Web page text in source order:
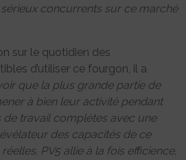
concurrents sur ce marché
sur le quotidien des
d’utiliser ce fourgon, il a
que la plus grande partie de
à bien leur activité pendant
travail complètes avec une
des capacités de ce
PV5 allie à la fois efficience,